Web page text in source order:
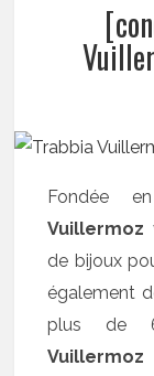
Fondée
Vuillermoz
de bijoux
également
plus de
Vuillermoz